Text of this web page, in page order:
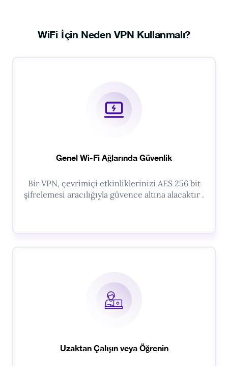
WiFi İçin Neden VPN Kullanmalı?
Genel Wi-Fi Ağlarında Güvenlik
Bir VPN, çevrimiçi etkinliklerinizi AES 256 bit
şifrelemesi aracılığıyla güvence altına alacaktır .
Uzaktan Çalışın veya Öğrenin